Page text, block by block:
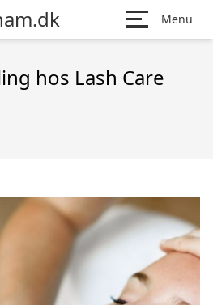
Menu
hos Lash Care